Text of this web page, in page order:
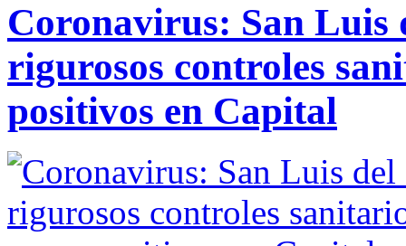
Coronavirus: San Luis
rigurosos controles
positivos en Capital